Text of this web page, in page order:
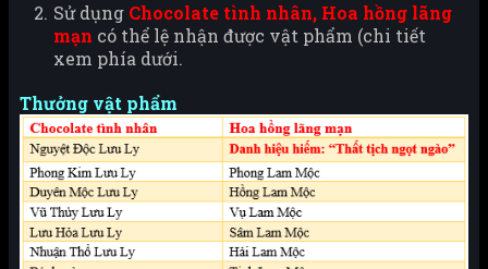
Sử dụng Chocolate tình nhân, Hoa hồng lãng
mạn có thể lệ nhận được vật phẩm (chi tiết
xem phía dưới.
Thưởng vật phẩm